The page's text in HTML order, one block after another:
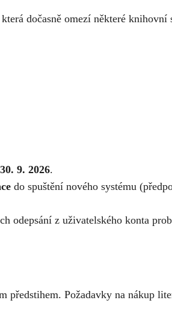
dočasně omezí některé knihovní
30. 9. 2026.
do spuštění nového systému
odepsání z uživatelského konta
předstihem. Požadavky na nákup